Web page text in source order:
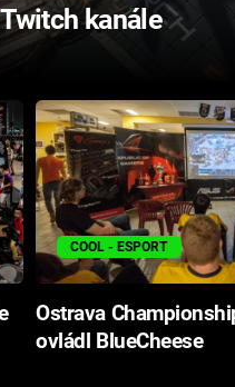
kanále
COOL - ESPORT
Ostrava
ovládl BlueCheese